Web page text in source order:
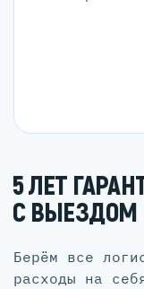
5 ЛЕТ
С ВЫЕЗДОМ
Берём все
расходы на